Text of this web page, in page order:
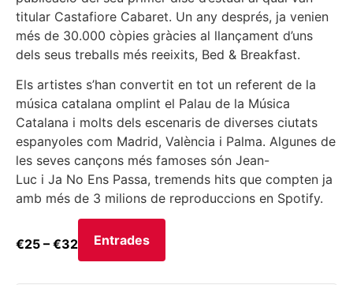
titular Castafiore Cabaret. Un any després, ja venien
més de 30.000 còpies gràcies al llançament d’uns
dels seus treballs més reeixits, Bed & Breakfast.
Els artistes s’han convertit en tot un referent de la
música catalana omplint el Palau de la Música
Catalana i molts dels escenaris de diverses ciutats
espanyoles com Madrid, València i Palma. Algunes de
les seves cançons més famoses són Jean-
Luc i Ja No Ens Passa, tremends hits que compten ja
amb més de 3 milions de reproduccions en Spotify.
€25 – €32 Entrades